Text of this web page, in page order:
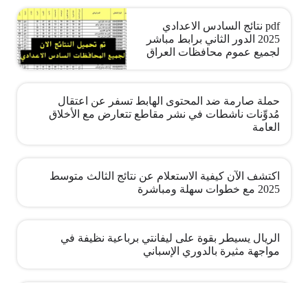
pdf نتائج السادس الاعدادي
2025 الدور الثاني برابط مباشر
لجميع عموم محافظات العراق
حملة صارمة ضد المحتوى الهابط تسفر عن اعتقال
مُدوِّنات ناشطات في نشر مقاطع تتعارض مع الأخلاق
العامة
اكتشف الآن كيفية الاستعلام عن نتائج الثالث متوسط
2025 مع خطوات سهلة ومباشرة
الريال يسيطر بقوة على ليفانتي برباعية نظيفة في
مواجهة مثيرة بالدوري الإسباني